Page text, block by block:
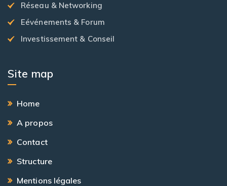
Réseau & Networking
Eévénements & Forum
Investissement & Conseil
Site map
Home
A propos
Contact
Structure
Mentions légales